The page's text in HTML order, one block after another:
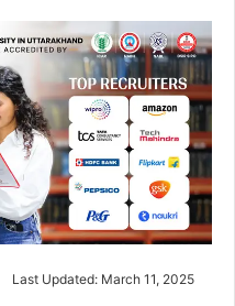
Last Updated: March 11, 2025